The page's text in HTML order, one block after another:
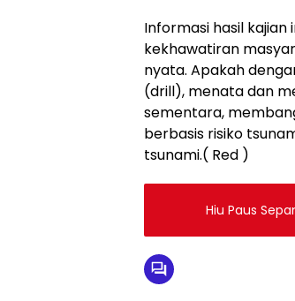
Informasi hasil
kekhawatiran
nyata. Apakah
(drill), menata dan
sementara,
berbasis risiko
tsunami.( Red )
Hiu Paus